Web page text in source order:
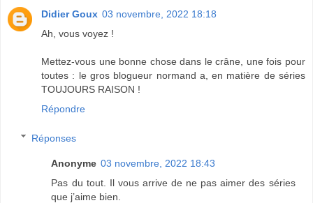
Didier Goux 03 novembre, 2022 18:18
Ah, vous voyez !
Mettez-vous une bonne chose dans le crâne, une fois pour
toutes : le gros blogueur normand a, en matière de séries
TOUJOURS RAISON !
Répondre
Réponses
Anonyme 03 novembre, 2022 18:43
Pas du tout. Il vous arrive de ne pas aimer des séries
que j’aime bien.